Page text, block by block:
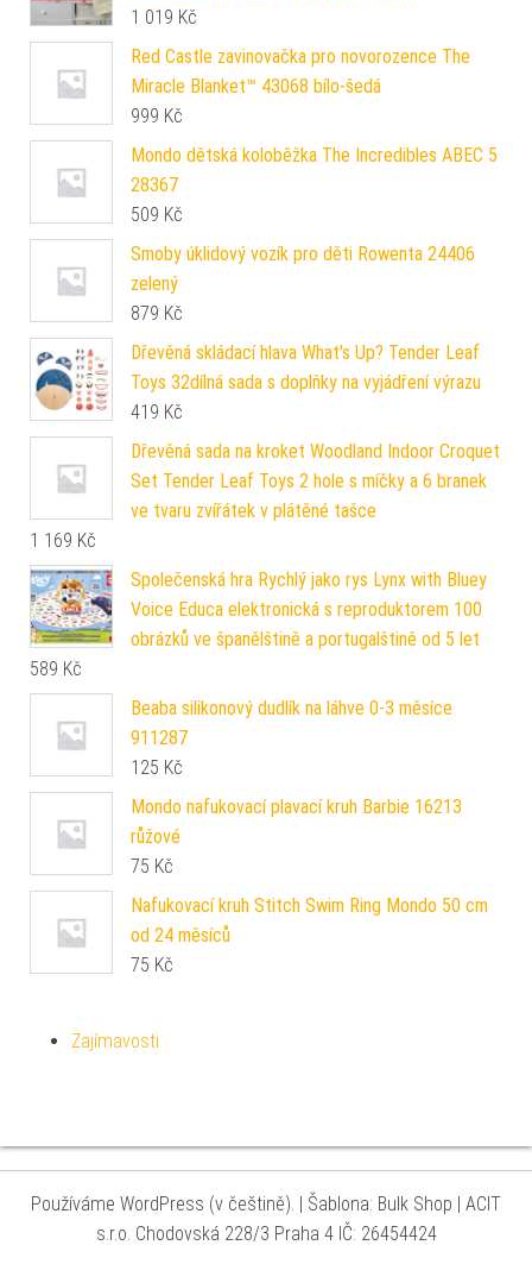
1 019 Kč
Red Castle zavinovačka pro novorozence The
Miracle Blanket™ 43068 bílo-šedá
999 Kč
Mondo dětská koloběžka The Incredibles ABEC 5
28367
509 Kč
Smoby úklidový vozík pro děti Rowenta 24406
zelený
879 Kč
Dřevěná skládací hlava What's Up? Tender Leaf
Toys 32dílná sada s doplňky na vyjádření výrazu
419 Kč
Dřevěná sada na kroket Woodland Indoor Croquet
Set Tender Leaf Toys 2 hole s míčky a 6 branek
ve tvaru zvířátek v plátěné tašce
1 169 Kč
Společenská hra Rychlý jako rys Lynx with Bluey
Voice Educa elektronická s reproduktorem 100
obrázků ve španělštině a portugalštině od 5 let
589 Kč
Beaba silikonový dudlík na láhve 0-3 měsíce
911287
125 Kč
Mondo nafukovací plavací kruh Barbie 16213
růžové
75 Kč
Nafukovací kruh Stitch Swim Ring Mondo 50 cm
od 24 měsíců
75 Kč
Zajímavosti
Používáme WordPress (v češtině). | Šablona: Bulk Shop | ACIT
s.r.o. Chodovská 228/3 Praha 4 IČ: 26454424